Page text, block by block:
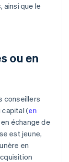
ainsi que le
ou en
conseillers
(en
en échange de
est jeune,
en